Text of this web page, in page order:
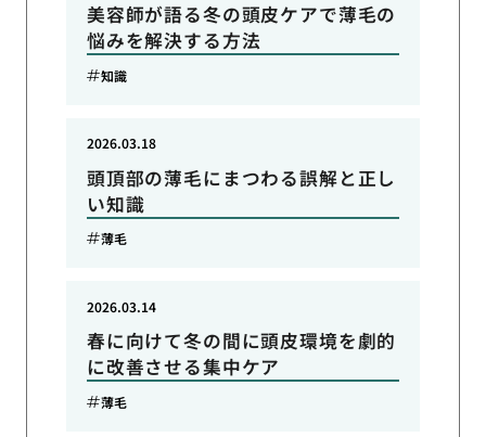
美容師が語る冬の頭皮ケアで薄毛の
悩みを解決する方法
知識
頭頂部の薄毛にまつわる誤解と正し
い知識
2026.03.18
薄毛
春に向けて冬の間に頭皮環境を劇的
に改善させる集中ケア
2026.03.14
薄毛